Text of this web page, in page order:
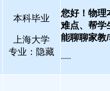
本科毕业
上海大学
专业：隐藏
您好！物理
难点、帮学
能聊聊家教
.....